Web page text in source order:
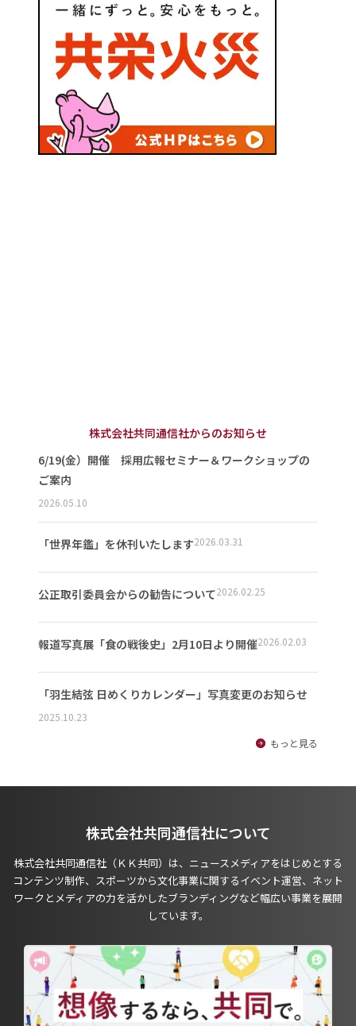
株式会社共同通信社からのお知らせ
6/19(金）開催 採用広報セミナー＆ワークショップの
ご案内
2026.05.10
「世界年鑑」を休刊いたします2026.03.31
公正取引委員会からの勧告について2026.02.25
報道写真展「食の戦後史」2月10日より開催2026.02.03
「羽生結弦 日めくりカレンダー」写真変更のお知らせ
2025.10.23
もっと見る
株式会社共同通信社について
株式会社共同通信社（ＫＫ共同）は、ニュースメディアをはじめとする
コンテンツ制作、スポーツから文化事業に関するイベント運営、ネット
ワークとメディアの力を活かしたブランディングなど幅広い事業を展開
しています。